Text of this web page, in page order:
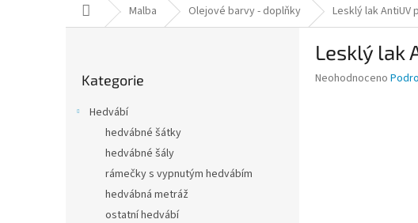
Domů Malba Olejové barvy - doplňky Lesklý lak AntiUV
kategorie
Kategorie
Hedvábí
hedvábné šátky
hedvábné šály
rámečky s vypnutým hedvábím
hedvábná metráž
ostatní hedvábí
Lesklý lak
Průměrné
Neohodnoceno